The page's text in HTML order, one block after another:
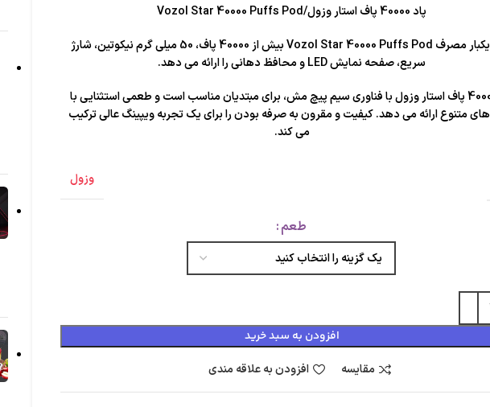
پاد 40000 پاف استار وزول/Vozol Star 40000 Puffs Pod
ویپ یکبار مصرف Vozol Star 40000 Puffs Pod بیش از 40000 پاف، 50 میلی گرم نیکوتین، شارژ
سریع، صفحه نمایش LED و محافظ دهانی را ارائه می دهد.
پاد 40000 پاف استار وزول با فناوری سیم پیچ مش، برای مبتدیان مناسب است و طعمی استثنایی با
های متنوع ارائه می دهد. کیفیت و مقرون به صرفه بودن را برای یک تجربه ویپینگ عالی ترکیب
می کند.
وزول
طعم
افزودن به سبد خرید
مقایسه افزودن به علاقه مندی